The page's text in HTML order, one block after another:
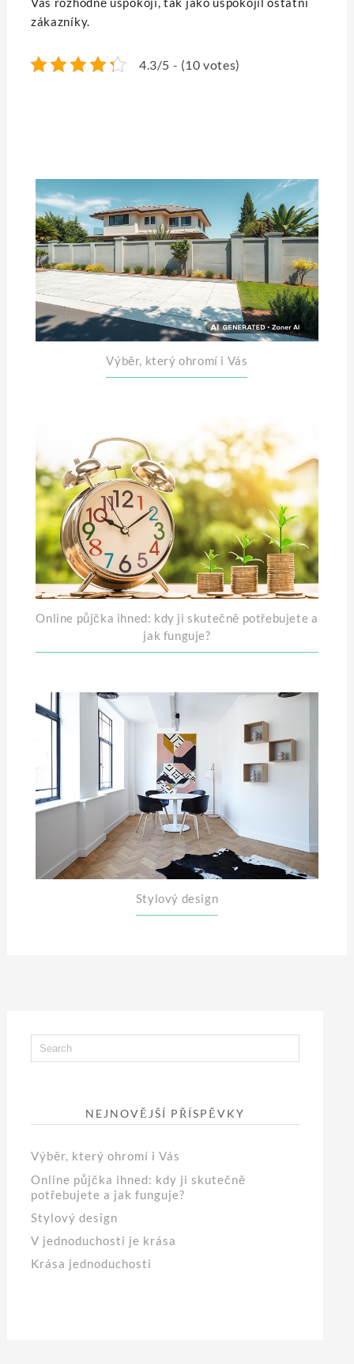
zákazníky.
4.3/5 - (10 votes)
Výběr, který ohromí i Vás
Online půjčka ihned: kdy ji skutečně potřebujete a
jak funguje?
Stylový design
NEJNOVĚJŠÍ PŘÍSPĚVKY
Výběr, který ohromí i Vás
Online půjčka ihned: kdy ji skutečně
potřebujete a jak funguje?
Stylový design
V jednoduchosti je krása
Krása jednoduchosti